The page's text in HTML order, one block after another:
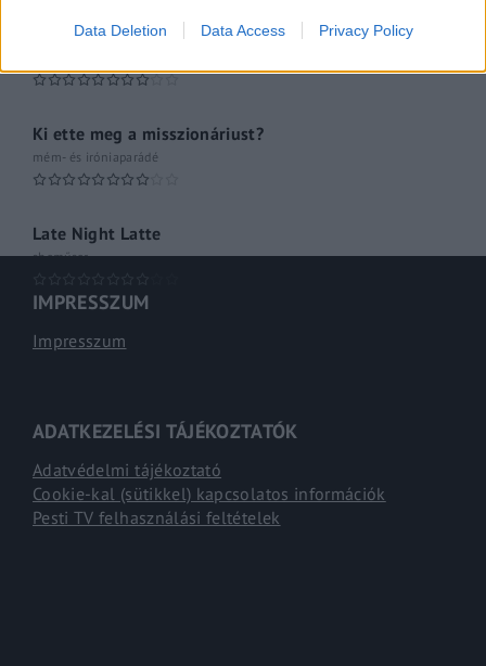
Data Deletion Data Access Privacy Policy
A Hálózat
Ki ette meg a misszionáriust?
mém- és iróniaparádé
Late Night Latte
shoműsor
IMPRESSZUM
Impresszum
ADATKEZELÉSI TÁJÉKOZTATÓK
Adatvédelmi tájékoztató
Cookie-kal (sütikkel) kapcsolatos információk
Pesti TV felhasználási feltételek